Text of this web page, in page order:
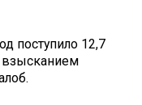
поступило 12,7
взысканием